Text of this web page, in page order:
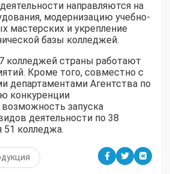
направляются на
модернизацию учебно-
мастерских и укрепление
базы колледжей.
колледжей страны работают
Кроме того, совместно с
департаментами Агентства по
конкуренции
запуска
деятельности по 38
51 колледжа.